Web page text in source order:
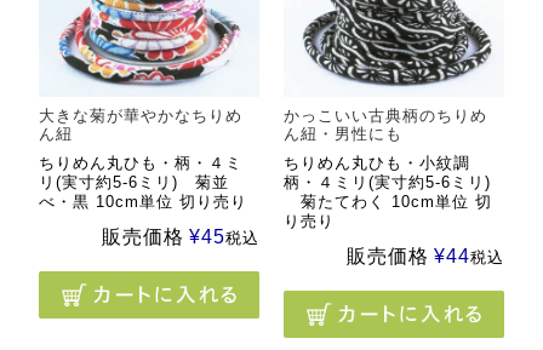
大きな菊が華やかなちりめ
ん紐
ちりめん丸ひも・柄・４ミ
リ(実寸約5-6ミリ) 菊並
べ・黒 10cm単位 切り売り
販売価格 ¥45税込
かっこいい古典柄のちりめ
ん紐・男性にも
ちりめん丸ひも・小紋調
柄・４ミリ(実寸約5-6ミリ)
菊たてわく 10cm単位 切
り売り
販売価格 ¥44税込